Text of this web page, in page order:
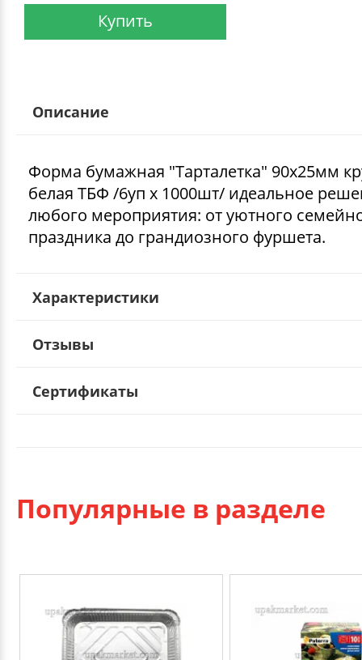
Купить
Описание
Форма бумажная "Тарталетка" 90х25мм
белая ТБФ /6уп х 1000шт/ идеальное
любого мероприятия: от уютного
праздника до грандиозного фуршета.
Характеристики
Отзывы
Сертификаты
Популярные в разделе